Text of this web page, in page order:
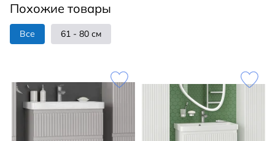
Похожие товары
Все 61 - 80 см